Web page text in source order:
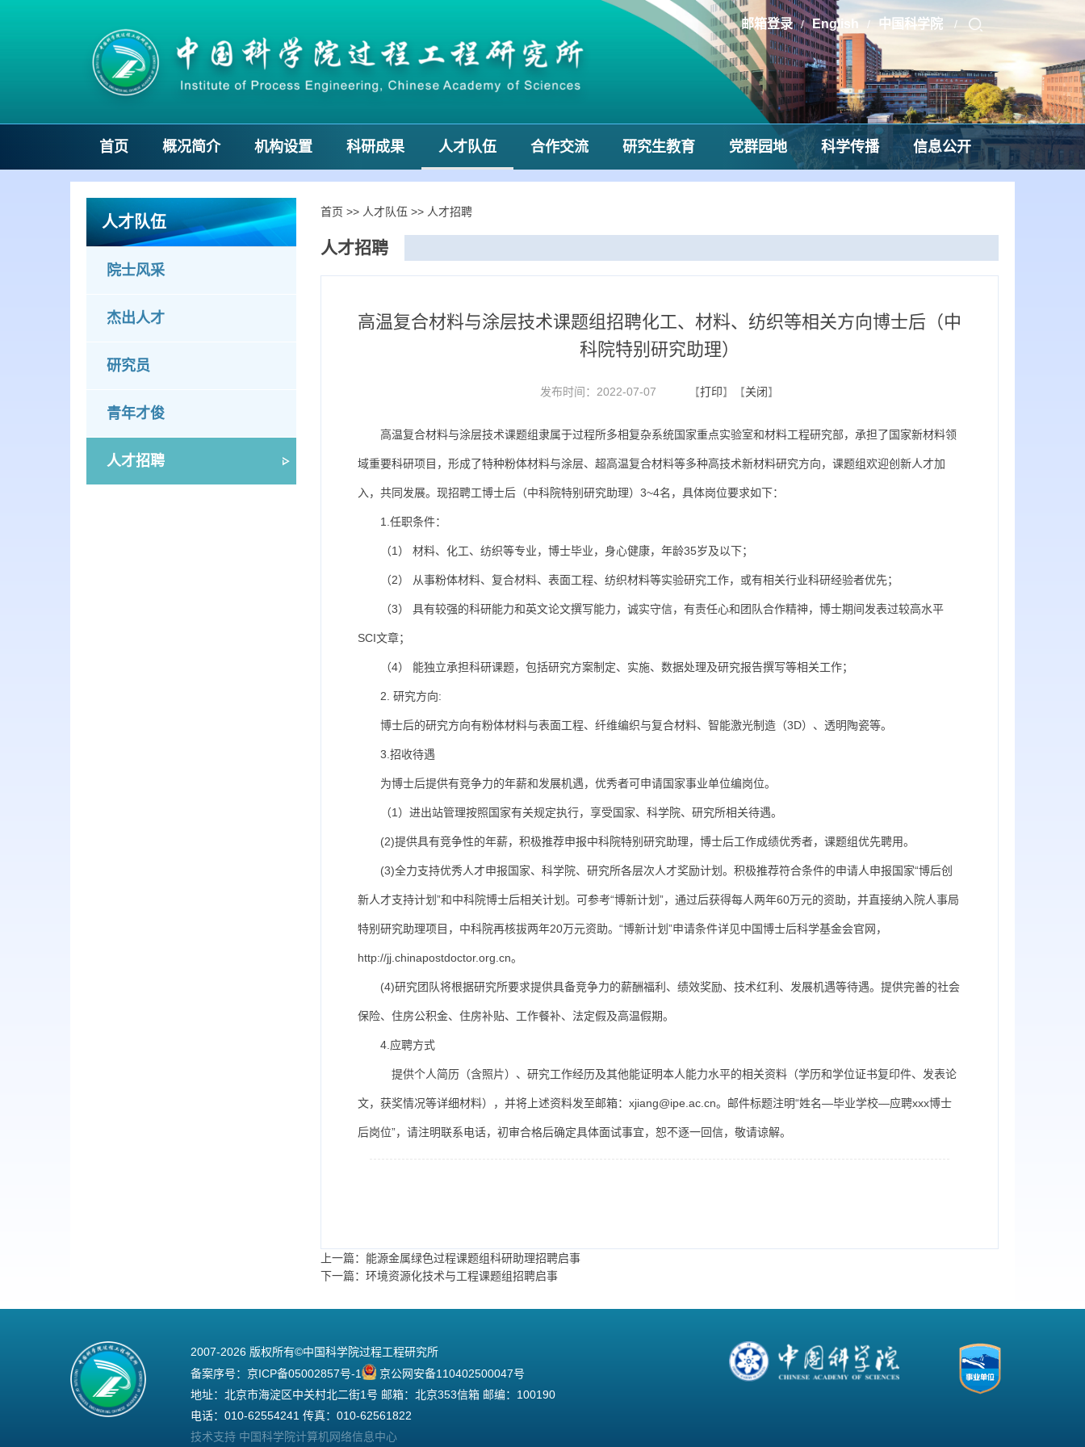
邮箱登录 / English / 中国科学院 /
首页 概况简介 机构设置 科研成果 人才队伍 合作交流 研究生教育 党群园地 科学传播 信息公开
人才队伍
院士风采
杰出人才
研究员
青年才俊
人才招聘
首页 >> 人才队伍 >> 人才招聘
人才招聘
高温复合材料与涂层技术课题组招聘化工、材料、纺织等相关方向博士后（中
科院特别研究助理）
发布时间：2022-07-07 【打印】【关闭】
高温复合材料与涂层技术课题组隶属于过程所多相复杂系统国家重点实验室和材料工程研究部，承担了国家新材料领
域重要科研项目，形成了特种粉体材料与涂层、超高温复合材料等多种高技术新材料研究方向，课题组欢迎创新人才加
入，共同发展。现招聘工博士后（中科院特别研究助理）3~4名，具体岗位要求如下：
1.任职条件：
（1） 材料、化工、纺织等专业，博士毕业，身心健康，年龄35岁及以下；
（2） 从事粉体材料、复合材料、表面工程、纺织材料等实验研究工作，或有相关行业科研经验者优先；
（3） 具有较强的科研能力和英文论文撰写能力，诚实守信，有责任心和团队合作精神，博士期间发表过较高水平
SCI文章；
（4） 能独立承担科研课题，包括研究方案制定、实施、数据处理及研究报告撰写等相关工作；
2. 研究方向:
博士后的研究方向有粉体材料与表面工程、纤维编织与复合材料、智能激光制造（3D）、透明陶瓷等。
3.招收待遇
为博士后提供有竞争力的年薪和发展机遇，优秀者可申请国家事业单位编岗位。
（1）进出站管理按照国家有关规定执行，享受国家、科学院、研究所相关待遇。
(2)提供具有竞争性的年薪，积极推荐申报中科院特别研究助理，博士后工作成绩优秀者，课题组优先聘用。
(3)全力支持优秀人才申报国家、科学院、研究所各层次人才奖励计划。积极推荐符合条件的申请人申报国家“博后创
新人才支持计划”和中科院博士后相关计划。可参考“博新计划”，通过后获得每人两年60万元的资助，并直接纳入院人事局
特别研究助理项目，中科院再核拔两年20万元资助。“博新计划”申请条件详见中国博士后科学基金会官网，
http://jj.chinapostdoctor.org.cn。
(4)研究团队将根据研究所要求提供具备竞争力的薪酬福利、绩效奖励、技术红利、发展机遇等待遇。提供完善的社会
保险、住房公积金、住房补贴、工作餐补、法定假及高温假期。
4.应聘方式
提供个人简历（含照片）、研究工作经历及其他能证明本人能力水平的相关资料（学历和学位证书复印件、发表论
文，获奖情况等详细材料），并将上述资料发至邮箱：xjiang@ipe.ac.cn。邮件标题注明“姓名—毕业学校—应聘xxx博士
后岗位”，请注明联系电话，初审合格后确定具体面试事宜，恕不逐一回信，敬请谅解。
上一篇：能源金属绿色过程课题组科研助理招聘启事
下一篇：环境资源化技术与工程课题组招聘启事
2007-2026 版权所有©中国科学院过程工程研究所
备案序号： 京ICP备05002857号-1
京公网安备110402500047号
地址：北京市海淀区中关村北二街1号 邮箱：北京353信箱 邮编：100190
电话：010-62554241 传真：010-62561822
技术支持 中国科学院计算机网络信息中心